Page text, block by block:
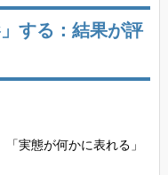
する：結果が評
実態が何かに表れる」